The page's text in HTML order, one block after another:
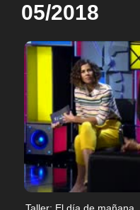
05/2018
Taller: El día de mañana